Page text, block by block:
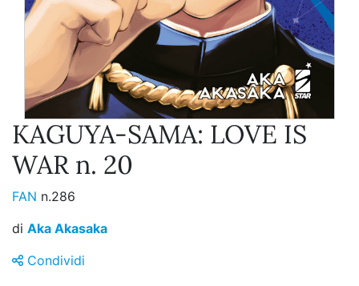
KAGUYA-SAMA: LOVE IS
WAR n. 20
FAN n.286
di Aka Akasaka
Condividi